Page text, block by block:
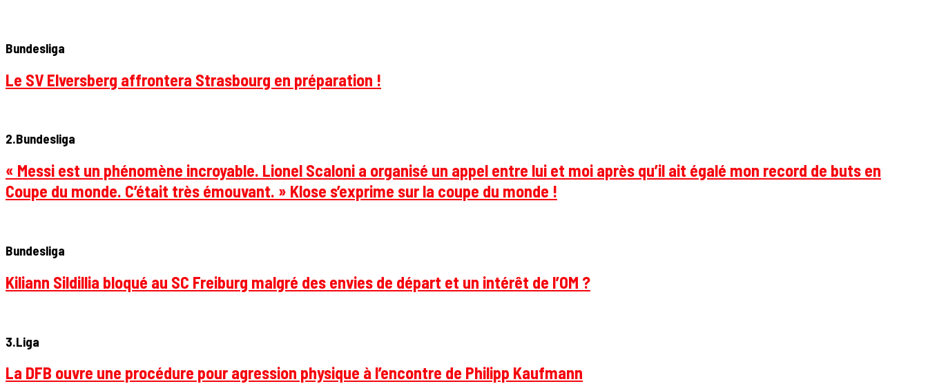
Bundesliga
Le SV Elversberg affrontera Strasbourg en préparation !
2.Bundesliga
« Messi est un phénomène incroyable. Lionel Scaloni a organisé un appel entre lui et moi après qu’il ait égalé mon record de buts en
Coupe du monde. C’était très émouvant. » Klose s’exprime sur la coupe du monde !
Bundesliga
Kiliann Sildillia bloqué au SC Freiburg malgré des envies de départ et un intérêt de l’OM ?
3.Liga
La DFB ouvre une procédure pour agression physique à l’encontre de Philipp Kaufmann